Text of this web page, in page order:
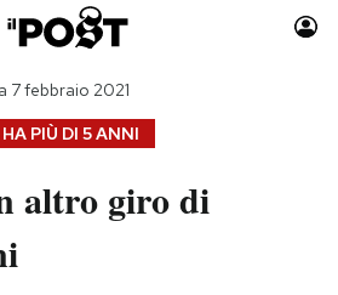
Auto
Moda
PIÙ DI 5 ANNI
7 febbraio 2021
altro giro di